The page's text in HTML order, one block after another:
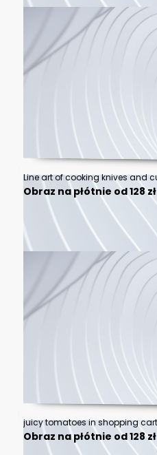
Obraz na płótnie od 128 zł
Obraz na płótnie od 128 zł